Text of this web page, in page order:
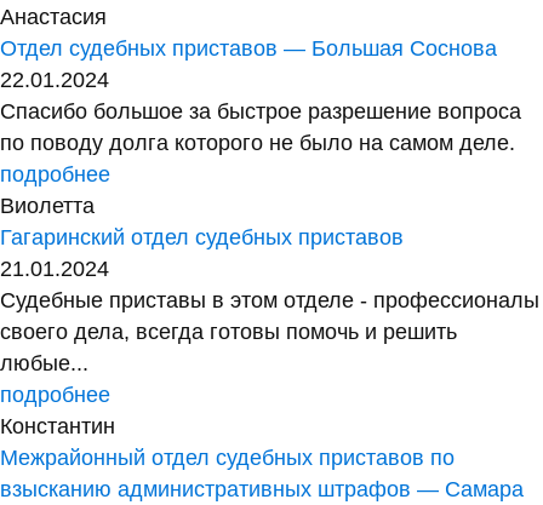
Анастасия
Отдел судебных приставов — Большая Соснова
22.01.2024
Спасибо большое за быстрое разрешение вопроса
по поводу долга которого не было на самом деле.
подробнее
Виолетта
Гагаринский отдел судебных приставов
21.01.2024
Судебные приставы в этом отделе - профессионалы
своего дела, всегда готовы помочь и решить
любые...
подробнее
Константин
Межрайонный отдел судебных приставов по
взысканию административных штрафов — Самара